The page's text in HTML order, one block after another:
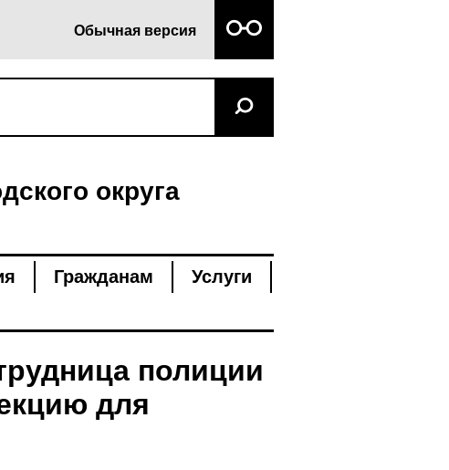
Обычная версия
округа
Гражданам
Услуги
полиции
для